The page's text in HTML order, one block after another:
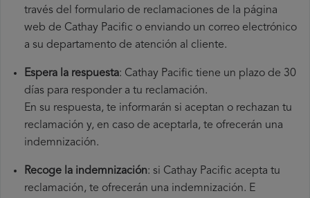
través del formulario de reclamaciones de la página
web de Cathay Pacific o enviando un correo electrónico
a su departamento de atención al cliente.
Espera la respuesta: Cathay Pacific tiene un plazo de 30
días para responder a tu reclamación.
En su respuesta, te informarán si aceptan o rechazan tu
reclamación y, en caso de aceptarla, te ofrecerán una
indemnización.
Recoge la indemnización: si Cathay Pacific acepta tu
reclamación, te ofrecerán una indemnización. E